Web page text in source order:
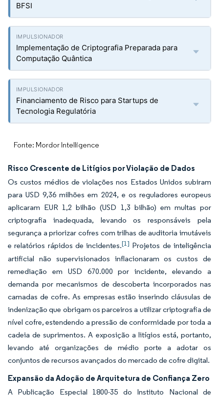
BFSI
Implementação de Criptografia Preparada para
Computação Quântica
Financiamento de Risco para Startups de
Tecnologia Regulatória
Fonte: Mordor Intelligence
Risco Crescente de Litígios por Violação de Dados
Os custos médios de violações nos Estados Unidos subiram
para USD 9,36 milhões em 2024, e os reguladores europeus
aplicaram EUR 1,2 bilhão (USD 1,3 bilhão) em multas por
criptografia inadequada, levando os responsáveis pela
segurança a priorizar cofres com trilhas de auditoria imutáveis
e relatórios rápidos de incidentes.[1] Projetos de inteligência
artificial não supervisionados inflacionaram os custos de
remediação em USD 670.000 por incidente, elevando a
demanda por mecanismos de descoberta incorporados nas
camadas de cofre. As empresas estão inserindo cláusulas de
indenização que obrigam os parceiros a utilizar criptografia de
nível cofre, estendendo a pressão de conformidade por toda a
cadeia de suprimentos. A exposição a litígios está, portanto,
levando até organizações de médio porte a adotar os
conjuntos de recursos avançados do mercado de cofre digital.
Expansão da Adoção de Arquitetura de Confiança Zero
A Publicação Especial 1800-35 do Instituto Nacional de